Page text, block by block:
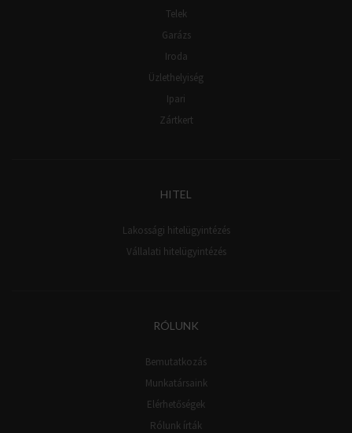
Telek
Garázs
Iroda
Üzlethelyiség
Ipari
Zártkert
HITEL
Lakossági hitelügyintézés
Vállalati hitelügyintézés
RÓLUNK
Bemutatkozás
Munkatársaink
Elérhetőségek
Rólunk írták